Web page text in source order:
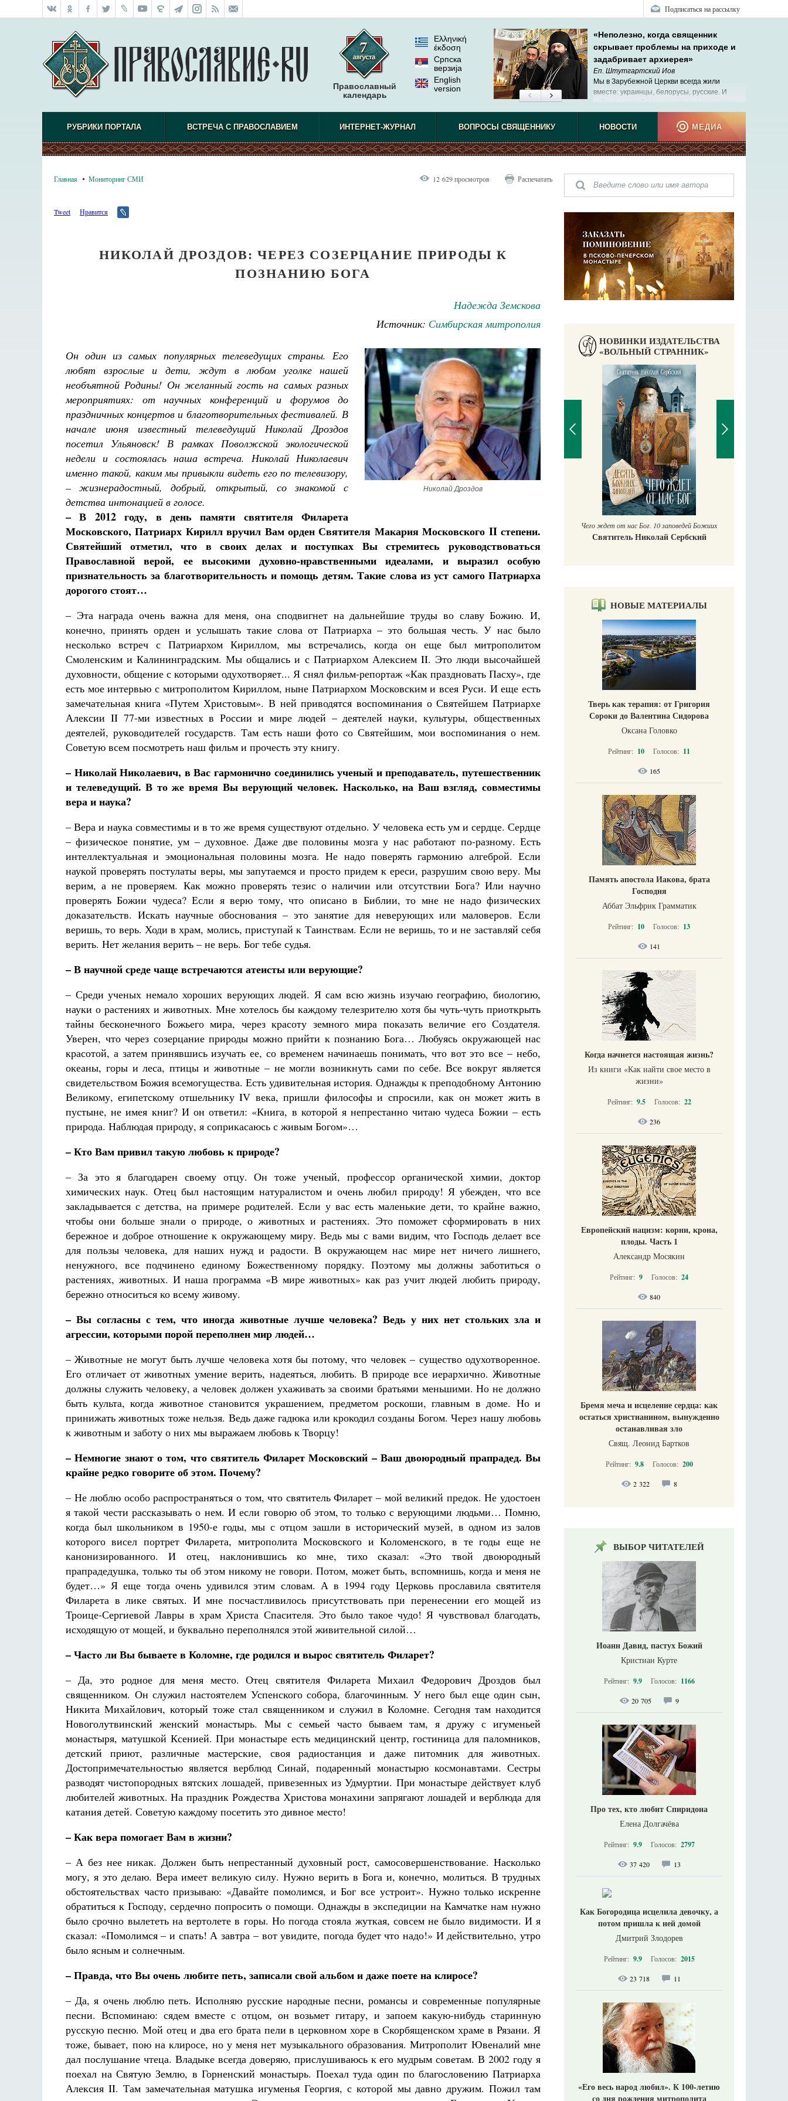
Подписаться на рассылку
Православный
календарь
Ελληνική
έκδοση
Српска
верзиjа
English
version
«Неполезно, когда священник
скрывает проблемы на приходе и
задабривает архиерея»
Еп. Штутгартский Иов
Мы в Зарубежной Церкви всегда жили
вместе: украинцы, белорусы, русские. И
эти теплые отношения.
РУБРИКИ ПОРТАЛА ВСТРЕЧА С ПРАВОСЛАВИЕМ ИНТЕРНЕТ-ЖУРНАЛ ВОПРОСЫ СВЯЩЕННИКУ НОВОСТИ МЕДИА
Главная Мониторинг СМИ 12 629 просмотров Распечатать
Tweet Нравится
НИКОЛАЙ ДРОЗДОВ: ЧЕРЕЗ СОЗЕРЦАНИЕ ПРИРОДЫ К
ПОЗНАНИЮ БОГА
Надежда Земскова
Источник: Симбирская митрополия
Николай Дроздов
Он один из самых популярных телеведущих страны. Его
любят взрослые и дети, ждут в любом уголке нашей
необъятной Родины! Он желанный гость на самых разных
мероприятиях: от научных конференций и форумов до
праздничных концертов и благотворительных фестивалей. В
начале июня известный телеведущий Николай Дроздов
посетил Ульяновск! В рамках Поволжской экологической
недели и состоялась наша встреча. Николай Николаевич
именно такой, каким мы привыкли видеть его по телевизору,
– жизнерадостный, добрый, открытый, со знакомой с
детства интонацией в голосе.
– В 2012 году, в день памяти святителя Филарета
Московского, Патриарх Кирилл вручил Вам орден Святителя Макария Московского II степени.
Святейший отметил, что в своих делах и поступках Вы стремитесь руководствоваться
Православной верой, ее высокими духовно-нравственными идеалами, и выразил особую
признательность за благотворительность и помощь детям. Такие слова из уст самого Патриарха
дорогого стоят…
– Эта награда очень важна для меня, она сподвигнет на дальнейшие труды во славу Божию. И,
конечно, принять орден и услышать такие слова от Патриарха – это большая честь. У нас было
несколько встреч с Патриархом Кириллом, мы встречались, когда он еще был митрополитом
Смоленским и Калининградским. Мы общались и с Патриархом Алексием II. Это люди высочайшей
духовности, общение с которыми одухотворяет... Я снял фильм-репортаж «Как праздновать Пасху», где
есть мое интервью с митрополитом Кириллом, ныне Патриархом Московским и всея Руси. И еще есть
замечательная книга «Путем Христовым». В ней приводятся воспоминания о Святейшем Патриархе
Алексии II 77-ми известных в России и мире людей – деятелей науки, культуры, общественных
деятелей, руководителей государств. Там есть наши фото со Святейшим, мои воспоминания о нем.
Советую всем посмотреть наш фильм и прочесть эту книгу.
– Николай Николаевич, в Вас гармонично соединились ученый и преподаватель, путешественник
и телеведущий. В то же время Вы верующий человек. Насколько, на Ваш взгляд, совместимы
вера и наука?
– Вера и наука совместимы и в то же время существуют отдельно. У человека есть ум и сердце. Сердце
– физическое понятие, ум – духовное. Даже две половины мозга у нас работают по-разному. Есть
интеллектуальная и эмоциональная половины мозга. Не надо поверять гармонию алгеброй. Если
наукой проверять постулаты веры, мы запутаемся и просто придем к ереси, разрушим свою веру. Мы
верим, а не проверяем. Как можно проверять тезис о наличии или отсутствии Бога? Или научно
проверять Божии чудеса? Если я верю тому, что описано в Библии, то мне не надо физических
доказательств. Искать научные обоснования – это занятие для неверующих или маловеров. Если
веришь, то верь. Ходи в храм, молись, приступай к Таинствам. Если не веришь, то и не заставляй себя
верить. Нет желания верить – не верь. Бог тебе судья.
– В научной среде чаще встречаются атеисты или верующие?
– Среди ученых немало хороших верующих людей. Я сам всю жизнь изучаю географию, биологию,
науки о растениях и животных. Мне хотелось бы каждому телезрителю хотя бы чуть-чуть приоткрыть
тайны бесконечного Божьего мира, через красоту земного мира показать величие его Создателя.
Уверен, что через созерцание природы можно прийти к познанию Бога… Любуясь окружающей нас
красотой, а затем принявшись изучать ее, со временем начинаешь понимать, что вот это все – небо,
океаны, горы и леса, птицы и животные – не могли возникнуть сами по себе. Все вокруг является
свидетельством Божия всемогущества. Есть удивительная история. Однажды к преподобному Антонию
Великому, египетскому отшельнику IV века, пришли философы и спросили, как он может жить в
пустыне, не имея книг? И он ответил: «Книга, в которой я непрестанно читаю чудеса Божии – есть
природа. Наблюдая природу, я соприкасаюсь с живым Богом»…
– Кто Вам привил такую любовь к природе?
– За это я благодарен своему отцу. Он тоже ученый, профессор органической химии, доктор
химических наук. Отец был настоящим натуралистом и очень любил природу! Я убежден, что все
закладывается с детства, на примере родителей. Если у вас есть маленькие дети, то крайне важно,
чтобы они больше знали о природе, о животных и растениях. Это поможет сформировать в них
бережное и доброе отношение к окружающему миру. Ведь мы с вами видим, что Господь делает все
для пользы человека, для наших нужд и радости. В окружающем нас мире нет ничего лишнего,
ненужного, все подчинено единому Божественному порядку. Поэтому мы должны заботиться о
растениях, животных. И наша программа «В мире животных» как раз учит людей любить природу,
бережно относиться ко всему живому.
– Вы согласны с тем, что иногда животные лучше человека? Ведь у них нет стольких зла и
агрессии, которыми порой переполнен мир людей…
– Животные не могут быть лучше человека хотя бы потому, что человек – существо одухотворенное.
Его отличает от животных умение верить, надеяться, любить. В природе все иерархично. Животные
должны служить человеку, а человек должен ухаживать за своими братьями меньшими. Но не должно
быть культа, когда животное становится украшением, предметом роскоши, главным в доме. Но и
принижать животных тоже нельзя. Ведь даже гадюка или крокодил созданы Богом. Через нашу любовь
к животным и заботу о них мы выражаем любовь к Творцу!
– Немногие знают о том, что святитель Филарет Московский – Ваш двоюродный прапрадед. Вы
крайне редко говорите об этом. Почему?
– Не люблю особо распространяться о том, что святитель Филарет – мой великий предок. Не удостоен
я такой чести рассказывать о нем. И если говорю об этом, то только с верующими людьми… Помню,
когда был школьником в 1950-е годы, мы с отцом зашли в исторический музей, в одном из залов
которого висел портрет Филарета, митрополита Московского и Коломенского, в те годы еще не
канонизированного. И отец, наклонившись ко мне, тихо сказал: «Это твой двоюродный
прапрадедушка, только ты об этом никому не говори. Потом, может быть, вспомнишь, когда и меня не
будет…» Я еще тогда очень удивился этим словам. А в 1994 году Церковь прославила святителя
Филарета в лике святых. И мне посчастливилось присутствовать при перенесении его мощей из
Троице-Сергиевой Лавры в храм Христа Спасителя. Это было такое чудо! Я чувствовал благодать,
исходящую от мощей, и буквально переполнялся этой живительной силой…
– Часто ли Вы бываете в Коломне, где родился и вырос святитель Филарет?
– Да, это родное для меня место. Отец святителя Филарета Михаил Федорович Дроздов был
священником. Он служил настоятелем Успенского собора, благочинным. У него был еще один сын,
Никита Михайлович, который тоже стал священником и служил в Коломне. Сегодня там находится
Новоголутвинский женский монастырь. Мы с семьей часто бываем там, я дружу с игуменьей
монастыря, матушкой Ксенией. При монастыре есть медицинский центр, гостиница для паломников,
детский приют, различные мастерские, своя радиостанция и даже питомник для животных.
Достопримечательностью является верблюд Синай, подаренный монастырю космонавтами. Сестры
разводят чистопородных вятских лошадей, привезенных из Удмуртии. При монастыре действует клуб
любителей животных. На праздник Рождества Христова монахини запрягают лошадей и верблюда для
катания детей. Советую каждому посетить это дивное место!
– Как вера помогает Вам в жизни?
– А без нее никак. Должен быть непрестанный духовный рост, самосовершенствование. Насколько
могу, я это делаю. Вера имеет великую силу. Нужно верить в Бога и, конечно, молиться. В трудных
обстоятельствах часто призываю: «Давайте помолимся, и Бог все устроит». Нужно только искренне
обратиться к Господу, сердечно попросить о помощи. Однажды в экспедиции на Камчатке нам нужно
было срочно вылететь на вертолете в горы. Но погода стояла жуткая, совсем не было видимости. И я
сказал: «Помолимся – и спать! А завтра – вот увидите, погода будет что надо!» И действительно, утро
было ясным и солнечным.
– Правда, что Вы очень любите петь, записали свой альбом и даже поете на клиросе?
– Да, я очень люблю петь. Исполняю русские народные песни, романсы и современные популярные
песни. Вспоминаю: сядем вместе с отцом, он возьмет гитару, и запоем какую-нибудь старинную
русскую песню. Мой отец и два его брата пели в церковном хоре в Скорбященском храме в Рязани. Я
тоже, бывает, пою на клиросе, но у меня нет музыкального образования. Митрополит Ювеналий мне
дал послушание чтеца. Владыке всегда доверяю, прислушиваюсь к его мудрым советам. В 2002 году я
поехал на Святую Землю, в Горненский монастырь. Поехал туда один по благословению Патриарха
Алексия II. Там замечательная матушка игуменья Георгия, с которой мы давно дружим. Пожил там
НОВИНКИ ИЗДАТЕЛЬСТВА
«ВОЛЬНЫЙ СТРАННИК»
Разлуки не будет
Фредерика де Грааф Как найти своё место в жизни
Кирилл Мурышев
Чего ждет от нас Бог. 10 заповедей Божиих
Святитель Николай Сербский
НОВЫЕ МАТЕРИАЛЫ
Тверь как терапия: от Григория
Сороки до Валентина Сидорова
Оксана Головко
Рейтинг: 10 Голосов: 11
165
Память апостола Иакова, брата
Господня
Аббат Эльфрик Грамматик
Рейтинг: 10 Голосов: 13
141
Когда начнется настоящая жизнь?
Из книги «Как найти свое место в
жизни​»
Рейтинг: 9.5 Голосов: 22
236
Европейский нацизм: корни, крона,
плоды. Часть 1
Александр Мосякин
Рейтинг: 9 Голосов: 24
840
Бремя меча и исцеление сердца: как
остаться христианином, вынужденно
останавливая зло
Свящ. Леонид Бартков
Рейтинг: 9.8 Голосов: 200
2 322 8
ВЫБОР ЧИТАТЕЛЕЙ
Иоанн Давид, пастух Божий
Кристиан Курте
Рейтинг: 9.9 Голосов: 1166
20 705 9
Про тех, кто любит Спиридона
Елена Долгачёва
Рейтинг: 9.9 Голосов: 2797
37 420 13
Как Богородица исцелила девочку, а
потом пришла к ней домой
Дмитрий Злодорев
Рейтинг: 9.9 Голосов: 2015
23 718 11
«Его весь народ любил». К 100-летию
со дня рождения митрополита